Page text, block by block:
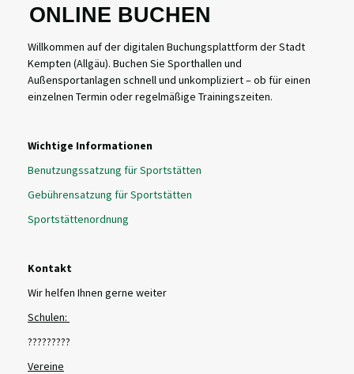
ONLINE BUCHEN
Willkommen auf der digitalen Buchungsplattform der Stadt
Kempten (Allgäu). Buchen Sie Sporthallen und
Außensportanlagen schnell und unkompliziert – ob für einen
einzelnen Termin oder regelmäßige Trainingszeiten.
Wichtige Informationen
Benutzungssatzung für Sportstätten
Gebührensatzung für Sportstätten
Sportstättenordnung
Kontakt
Wir helfen Ihnen gerne weiter
Schulen:
?????????
Vereine